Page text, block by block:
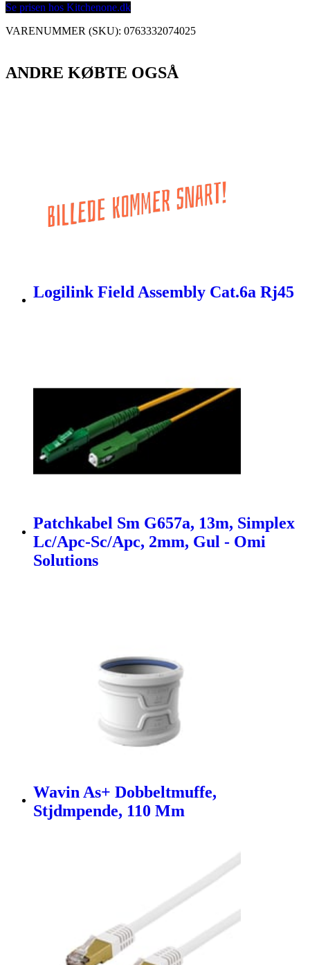
Se prisen hos Kitchenone.dk
VARENUMMER (SKU): 0763332074025
ANDRE KØBTE OGSÅ
Logilink Field Assembly Cat.6a Rj45
Patchkabel Sm G657a, 13m, Simplex
Lc/Apc-Sc/Apc, 2mm, Gul - Omi
Solutions
Wavin As+ Dobbeltmuffe,
Stjdmpende, 110 Mm